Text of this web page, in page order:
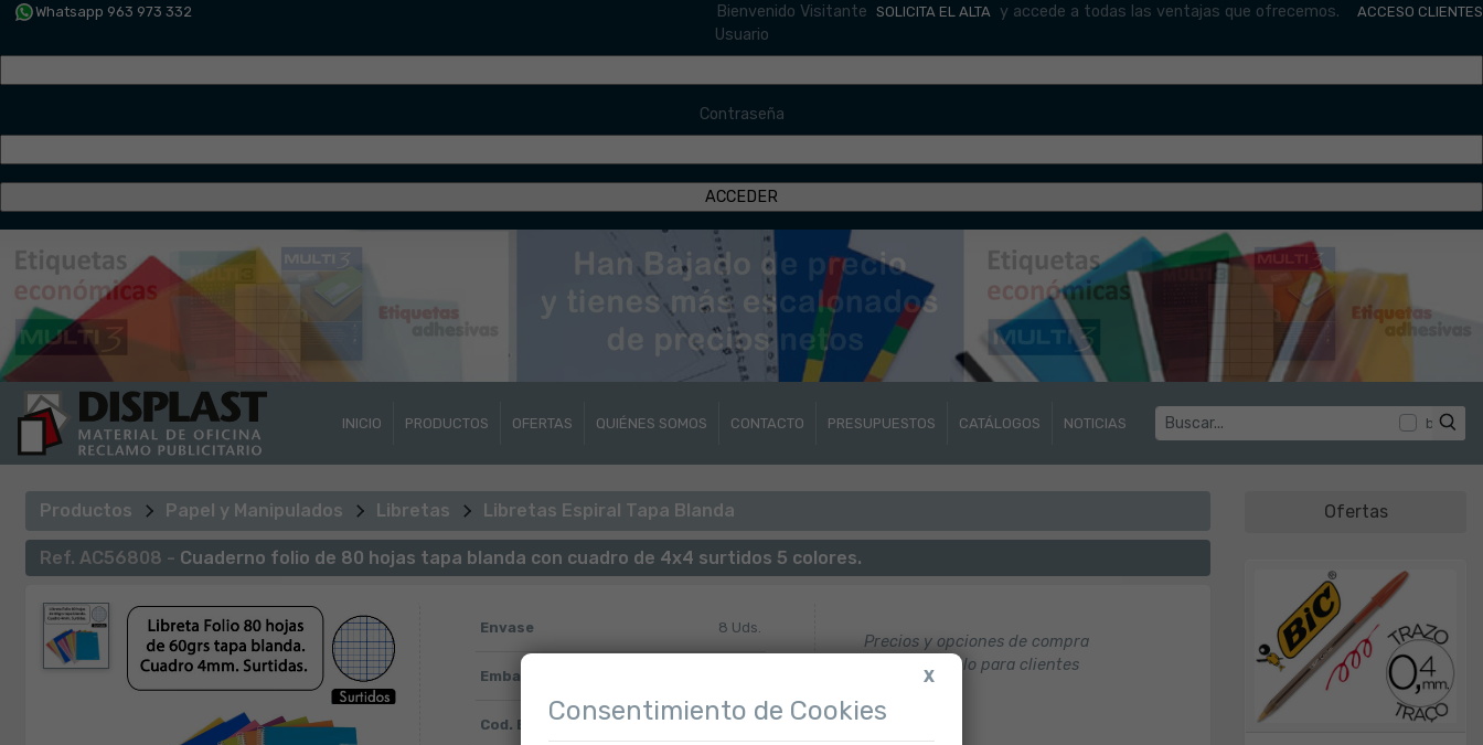
Whatsapp 963 973 332 Bienvenido Visitante SOLICITA EL ALTA y accede a todas las ventajas que ofrecemos. ACCESO CLIENTES
Usuario
Contraseña
INICIO PRODUCTOS OFERTAS QUIÉNES SOMOS CONTACTO PRESUPUESTOS CATÁLOGOS NOTICIAS buscar
Productos Papel y Manipulados Libretas Libretas Espiral Tapa Blanda
Ref. AC56808 - Cuaderno folio de 80 hojas tapa blanda con cuadro de 4x4 surtidos 5 colores.
Envase 8 Uds.
Embalaje
Cod. Barras 5604730056808
Precios y opciones de compra
disponible solo para clientes
registrados.
Ofertas
X
Consentimiento de Cookies